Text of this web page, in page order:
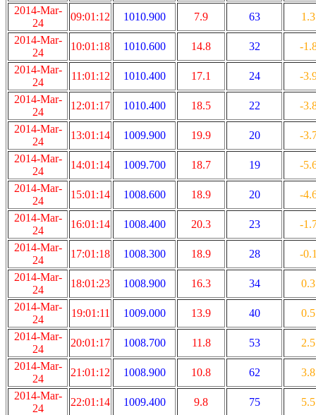
2014-Mar-
24
09:01:12 1010.900 7.9 63
1.3
2014-Mar-
24
10:01:18 1010.600 14.8 32
-
2014-Mar-
24
11:01:12 1010.400 17.1 24
-
2014-Mar-
24
12:01:17 1010.400 18.5 22
-
2014-Mar-
24
13:01:14 1009.900 19.9 20
-
2014-Mar-
24
14:01:14 1009.700 18.7 19
-
2014-Mar-
24
15:01:14 1008.600 18.9 20
-
2014-Mar-
24
16:01:14 1008.400 20.3 23
-
2014-Mar-
24
17:01:18 1008.300 18.9 28
-
2014-Mar-
24
18:01:23 1008.900 16.3 34
0.3
2014-Mar-
24
19:01:11 1009.000 13.9 40
0.5
2014-Mar-
24
20:01:17 1008.700 11.8 53
2.5
2014-Mar-
24
21:01:12 1008.900 10.8 62
3.8
2014-Mar-
24
22:01:14 1009.400 9.8 75
5.5